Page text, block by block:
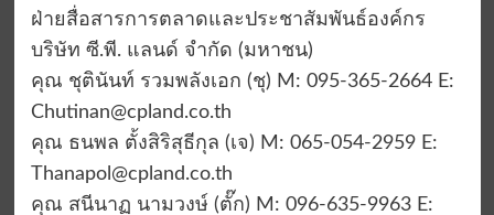
ฝ่ายสื่อสารการตลาดและประชาสัมพันธ์องค์กร
บริษัท ซี.พี. แลนด์ จำกัด (มหาชน)
คุณ ชุตินันท์ รวมพลังเอก (ชุ) M: 095-365-2664 E:
Chutinan@cpland.co.th
คุณ ธนพล ตั้งสิริสุธีกุล (เจ) M: 065-054-2959 E:
Thanapol@cpland.co.th
คุณ สนีนาฏ นามวงษ์ (ตั๊ก) M: 096-635-9963 E: